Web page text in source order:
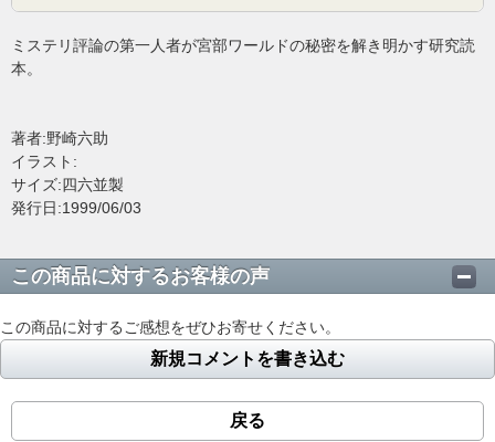
ミステリ評論の第一人者が宮部ワールドの秘密を解き明かす研究読
本。
著者:野崎六助
イラスト:
サイズ:四六並製
発行日:1999/06/03
この商品に対するお客様の声
この商品に対するご感想をぜひお寄せください。
新規コメントを書き込む
戻る